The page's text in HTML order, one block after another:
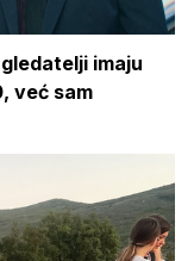
imaju
već sam